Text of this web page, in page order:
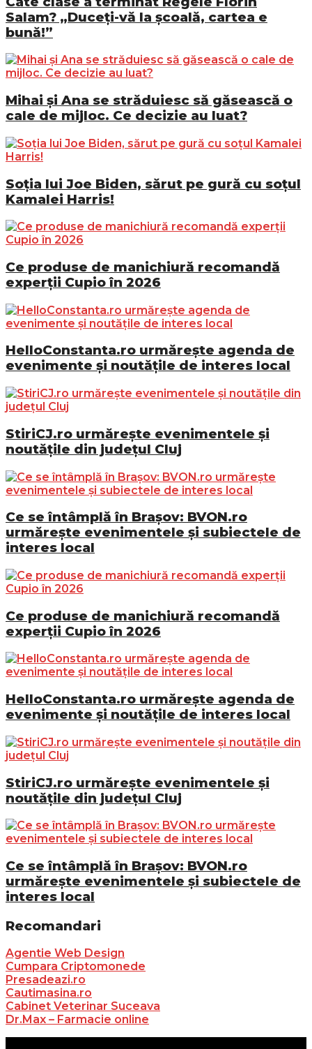
Salam? „Duceți-vă la școală, cartea e
bună!”
Mihai și Ana se străduiesc să găsească o
cale de mijloc. Ce decizie au luat?
Soția lui Joe Biden, sărut pe gură cu soțul
Kamalei Harris!
Ce produse de manichiură recomandă
experții Cupio în 2026
HelloConstanta.ro urmărește agenda de
evenimente și noutățile de interes local
StiriCJ.ro urmărește evenimentele și
noutățile din județul Cluj
Ce se întâmplă în Brașov: BVON.ro
urmărește evenimentele și subiectele de
interes local
Ce produse de manichiură recomandă
experții Cupio în 2026
HelloConstanta.ro urmărește agenda de
evenimente și noutățile de interes local
StiriCJ.ro urmărește evenimentele și
noutățile din județul Cluj
Ce se întâmplă în Brașov: BVON.ro
urmărește evenimentele și subiectele de
interes local
Recomandari
Agentie Web Design
Cumpara Criptomonede
Presadeazi.ro
Cautimasina.ro
Cabinet Veterinar Suceava
Dr.Max – Farmacie online